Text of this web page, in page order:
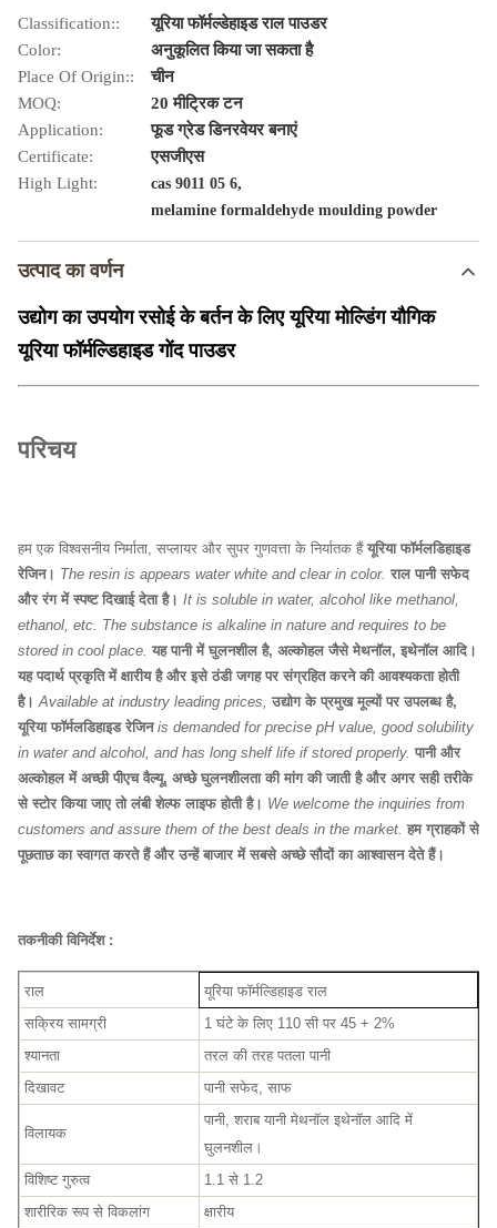
Classification::
यूरिया फॉर्मल्डेहाइड राल पाउडर
Color:
अनुकूलित किया जा सकता है
Place Of Origin::
चीन
MOQ:
20 मीट्रिक टन
Application:
फूड ग्रेड डिनरवेयर बनाएं
Certificate:
एसजीएस
High Light:
cas 9011 05 6,
melamine formaldehyde moulding powder
उत्पाद का वर्णन
उद्योग का उपयोग रसोई के बर्तन के लिए यूरिया मोल्डिंग यौगिक
यूरिया फॉर्मल्डिहाइड गोंद पाउडर
परिचय
हम एक विश्वसनीय निर्माता, सप्लायर और सुपर गुणवत्ता के निर्यातक हैं यूरिया फॉर्मलडिहाइड
रेजिन। The resin is appears water white and clear in color. राल पानी सफेद
और रंग में स्पष्ट दिखाई देता है। It is soluble in water, alcohol like methanol,
ethanol, etc. The substance is alkaline in nature and requires to be
stored in cool place. यह पानी में घुलनशील है, अल्कोहल जैसे मेथनॉल, इथेनॉल आदि।
यह पदार्थ प्रकृति में क्षारीय है और इसे ठंडी जगह पर संग्रहित करने की आवश्यकता होती
है। Available at industry leading prices, उद्योग के प्रमुख मूल्यों पर उपलब्ध है,
यूरिया फॉर्मलडिहाइड रेजिन is demanded for precise pH value, good solubility
in water and alcohol, and has long shelf life if stored properly. पानी और
अल्कोहल में अच्छी पीएच वैल्यू, अच्छे घुलनशीलता की मांग की जाती है और अगर सही तरीके
से स्टोर किया जाए तो लंबी शेल्फ लाइफ होती है। We welcome the inquiries from
customers and assure them of the best deals in the market. हम ग्राहकों से
पूछताछ का स्वागत करते हैं और उन्हें बाजार में सबसे अच्छे सौदों का आश्वासन देते हैं।
तकनीकी विनिर्देश :
राल
यूरिया फॉर्मल्डिहाइड राल
सक्रिय सामग्री
1 घंटे के लिए 110 सी पर 45 + 2%
श्यानता
तरल की तरह पतला पानी
दिखावट
पानी सफेद, साफ
विलायक
पानी, शराब यानी मेथनॉल इथेनॉल आदि में
घुलनशील।
विशिष्ट गुरुत्व
1.1 से 1.2
शारीरिक रूप से विकलांग
क्षारीय